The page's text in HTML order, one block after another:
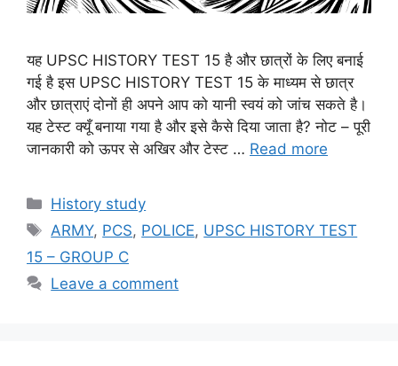
यह UPSC HISTORY TEST 15 है और छात्रों के लिए बनाई
गई है इस UPSC HISTORY TEST 15 के माध्यम से छात्र
और छात्राएं दोनों ही अपने आप को यानी स्वयं को जांच सकते है।
यह टेस्ट क्यूँ बनाया गया है और इसे कैसे दिया जाता है? नोट – पूरी
जानकारी को ऊपर से अखिर और टेस्ट … Read more
Categories
History study
Tags
ARMY, PCS, POLICE, UPSC HISTORY TEST
15 – GROUP C
Leave a comment